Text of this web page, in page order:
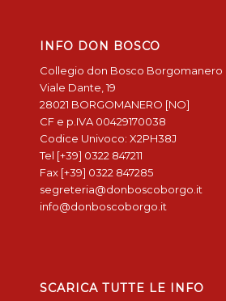
INFO DON BOSCO
Collegio don Bosco Borgomanero
Viale Dante, 19
28021 BORGOMANERO [NO]
CF e p.IVA 00429170038
Codice Univoco: X2PH38J
Tel [+39] 0322 847211
Fax [+39] 0322 847285
segreteria@donboscoborgo.it
info@donboscoborgo.it
SCARICA TUTTE LE INFO